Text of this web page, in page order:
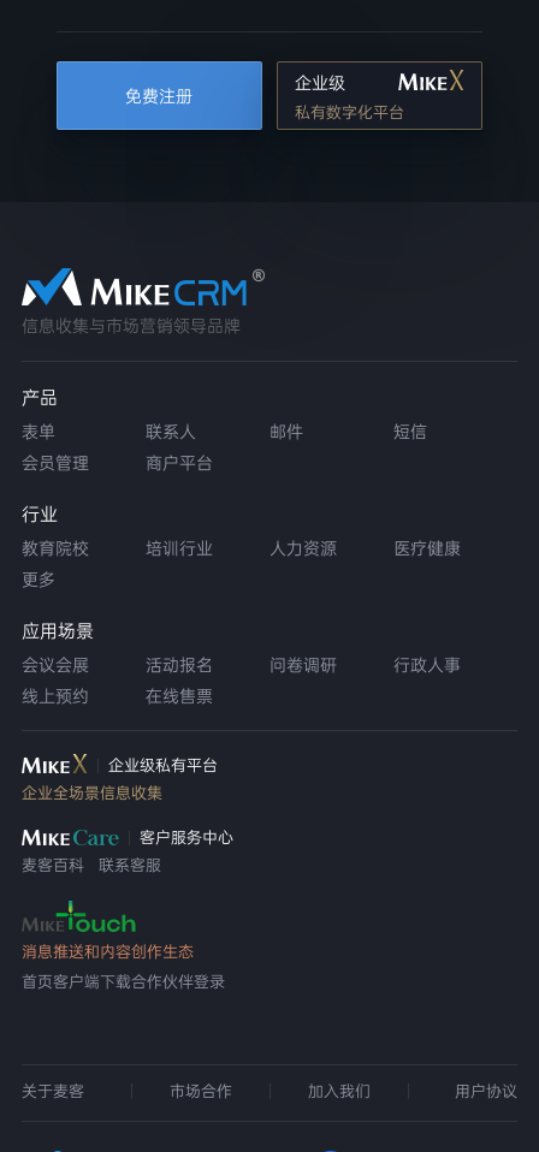
免费注册
企业级
私有数字化平台
信息收集与市场营销领导品牌
产品
表单 联系人 邮件
短信
会员管理
商户平台
行业
教育院校 培训行业 人力资源
医疗健康
更多
应用场景
会议会展 活动报名 问卷调研
行政人事
线上预约
在线售票
企业级私有平台
企业全场景信息收集
客户服务中心
麦客百科
联系客服
消息推送和内容创作生态
首页客户端下载合作伙伴登录
关于麦客 市场合作 加入我们 用户协议